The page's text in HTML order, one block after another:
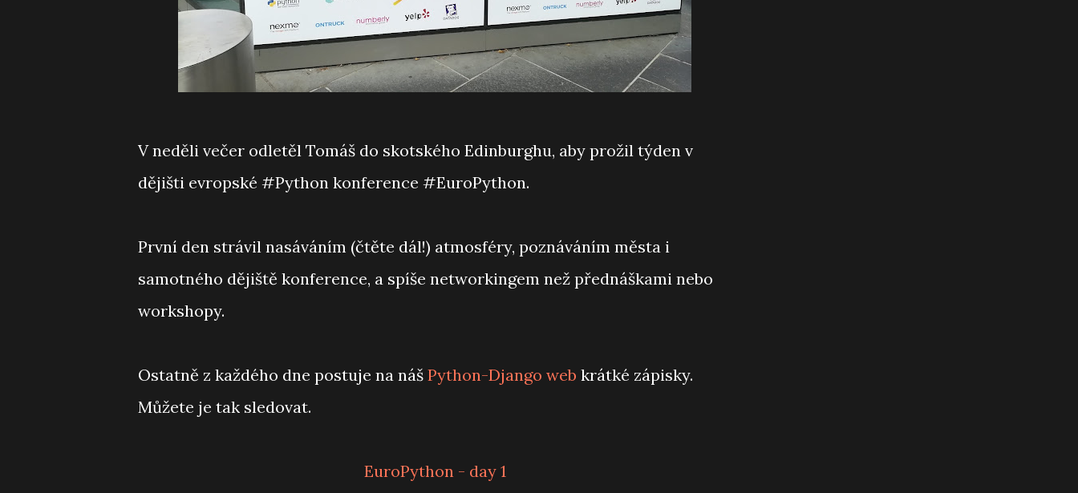
V neděli večer odletěl Tomáš do skotského Edinburghu, aby prožil týden v
dějišti evropské #Python konference #EuroPython.
První den strávil nasáváním (čtěte dál!) atmosféry, poznáváním města i
samotného dějiště konference, a spíše networkingem než přednáškami nebo
workshopy.
Ostatně z každého dne postuje na náš Python-Django web krátké zápisky.
Můžete je tak sledovat.
EuroPython - day 1